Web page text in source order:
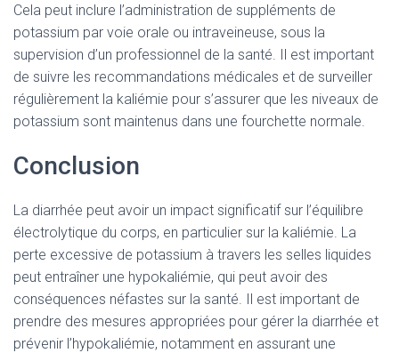
Cela peut inclure l’administration de suppléments de
potassium par voie orale ou intraveineuse, sous la
supervision d’un professionnel de la santé. Il est important
de suivre les recommandations médicales et de surveiller
régulièrement la kaliémie pour s’assurer que les niveaux de
potassium sont maintenus dans une fourchette normale.
Conclusion
La diarrhée peut avoir un impact significatif sur l’équilibre
électrolytique du corps, en particulier sur la kaliémie. La
perte excessive de potassium à travers les selles liquides
peut entraîner une hypokaliémie, qui peut avoir des
conséquences néfastes sur la santé. Il est important de
prendre des mesures appropriées pour gérer la diarrhée et
prévenir l’hypokaliémie, notamment en assurant une